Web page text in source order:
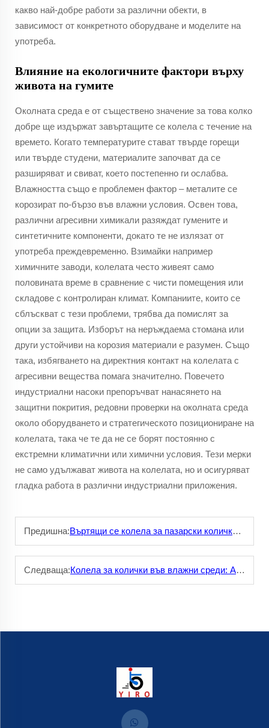
какво най-добре работи за различни обекти, в
зависимост от конкретното оборудване и моделите на
употреба.
Влияние на екологичните фактори върху
живота на гумите
Околната среда е от съществено значение за това колко
добре ще издържат завъртащите се колела с течение на
времето. Когато температурите стават твърде горещи
или твърде студени, материалите започват да се
разширяват и свиват, което постепенно ги ослабва.
Влажността също е проблемен фактор – металите се
корозират по-бързо във влажни условия. Освен това,
различни агресивни химикали разяждат гумените и
синтетичните компоненти, докато те не излязат от
употреба преждевременно. Взимайки например
химичните заводи, колелата често живеят само
половината време в сравнение с чисти помещения или
складове с контролиран климат. Компаниите, които се
сблъскват с тези проблеми, трябва да помислят за
опции за защита. Изборът на неръждаема стомана или
други устойчиви на корозия материали е разумен. Също
така, избягването на директния контакт на колелата с
агресивни вещества помага значително. Повечето
индустриални насоки препоръчват нанасянето на
защитни покрития, редовни проверки на околната среда
около оборудването и стратегическото позициониране на
колелата, така че те да не се борят постоянно с
екстремни климатични или химични условия. Тези мерки
не само удължават живота на колелата, но и осигуряват
гладка работа в различни индустриални приложения.
Предишна:Въртящи се колела за пазарски колички: Лесно навигиране в магазините
Следваща:Колела за колички във влажни среди: Антисъскови решения